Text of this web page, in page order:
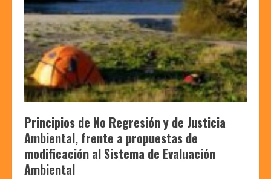
Principios de No Regresión y de Justicia
Ambiental, frente a propuestas de
modificación al Sistema de Evaluación
Ambiental